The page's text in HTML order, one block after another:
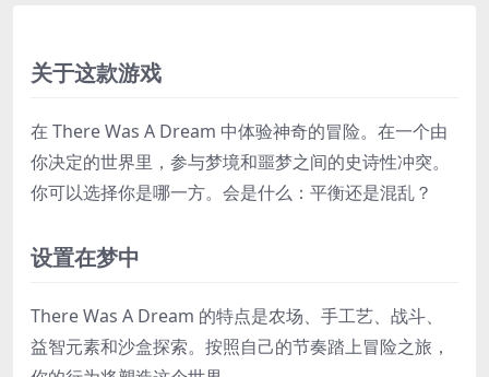
关于这款游戏
在 There Was A Dream 中体验神奇的冒险。在一个由
你决定的世界里，参与梦境和噩梦之间的史诗性冲突。
你可以选择你是哪一方。会是什么：平衡还是混乱？
设置在梦中
There Was A Dream 的特点是农场、手工艺、战斗、
益智元素和沙盒探索。按照自己的节奏踏上冒险之旅，